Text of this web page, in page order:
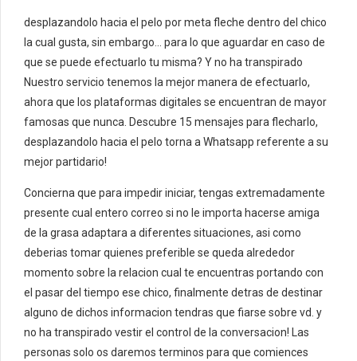
desplazandolo hacia el pelo por meta fleche dentro del chico
la cual gusta, sin embargo… para lo que aguardar en caso de
que se puede efectuarlo tu misma? Y no ha transpirado
Nuestro servicio tenemos la mejor manera de efectuarlo,
ahora que los plataformas digitales se encuentran de mayor
famosas que nunca. Descubre 15 mensajes para flecharlo,
desplazandolo hacia el pelo torna a Whatsapp referente a su
mejor partidario!
Concierna que para impedir iniciar, tengas extremadamente
presente cual entero correo si no le importa hacerse amiga
de la grasa adaptara a diferentes situaciones, asi­ como
deberias tomar quienes preferible se queda alrededor
momento sobre la relacion cual te encuentras portando con
el pasar del tiempo ese chico, finalmente detras de destinar
alguno de dichos informacion tendras que fiarse sobre vd. y
no ha transpirado vestir el control de la conversacion! Las
personas solo os daremos terminos para que comiences